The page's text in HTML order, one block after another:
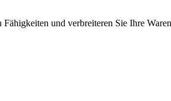
und verbreiteren Sie Ihre